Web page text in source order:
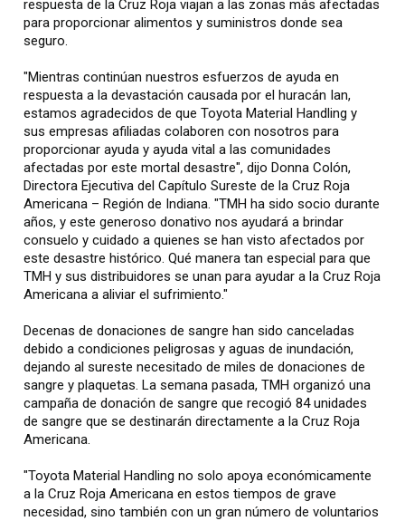
respuesta de la Cruz Roja viajan a las zonas más afectadas
para proporcionar alimentos y suministros donde sea
seguro.
"Mientras continúan nuestros esfuerzos de ayuda en
respuesta a la devastación causada por el huracán Ian,
estamos agradecidos de que Toyota Material Handling y
sus empresas afiliadas colaboren con nosotros para
proporcionar ayuda y ayuda vital a las comunidades
afectadas por este mortal desastre", dijo Donna Colón,
Directora Ejecutiva del Capítulo Sureste de la Cruz Roja
Americana – Región de Indiana. "TMH ha sido socio durante
años, y este generoso donativo nos ayudará a brindar
consuelo y cuidado a quienes se han visto afectados por
este desastre histórico. Qué manera tan especial para que
TMH y sus distribuidores se unan para ayudar a la Cruz Roja
Americana a aliviar el sufrimiento."
Decenas de donaciones de sangre han sido canceladas
debido a condiciones peligrosas y aguas de inundación,
dejando al sureste necesitado de miles de donaciones de
sangre y plaquetas. La semana pasada, TMH organizó una
campaña de donación de sangre que recogió 84 unidades
de sangre que se destinarán directamente a la Cruz Roja
Americana.
"Toyota Material Handling no solo apoya económicamente
a la Cruz Roja Americana en estos tiempos de grave
necesidad, sino también con un gran número de voluntarios